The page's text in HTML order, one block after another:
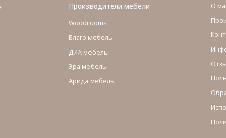
Производители мебели
Woodrooms
Благо мебель
ДИА мебель
Эра мебель
Арида мебель
О